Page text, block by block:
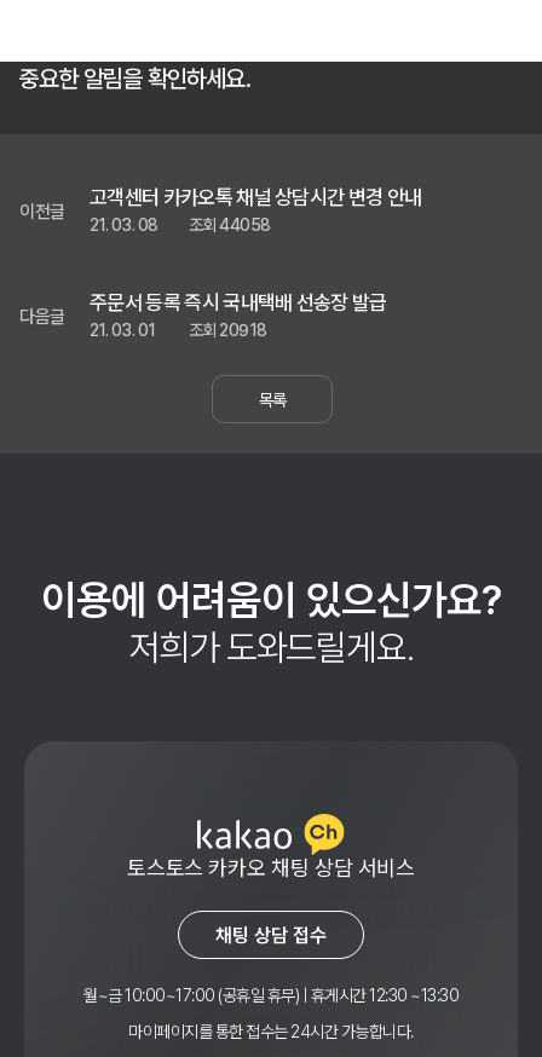
중요한 알림을 확인하세요.
이전글
고객센터 카카오톡 채널 상담시간 변경 안내
21. 03. 08 조회 44058
다음글
주문서 등록 즉시 국내택배 선송장 발급
21. 03. 01 조회 20918
목록
이용에 어려움이 있으신가요?
저희가 도와드릴게요.
토스토스 카카오 채팅 상담 서비스
채팅 상담 접수
월~금 10:00~17:00 (공휴일 휴무) | 휴게시간 12:30 ~13:30
마이페이지를 통한 접수는 24시간 가능합니다.